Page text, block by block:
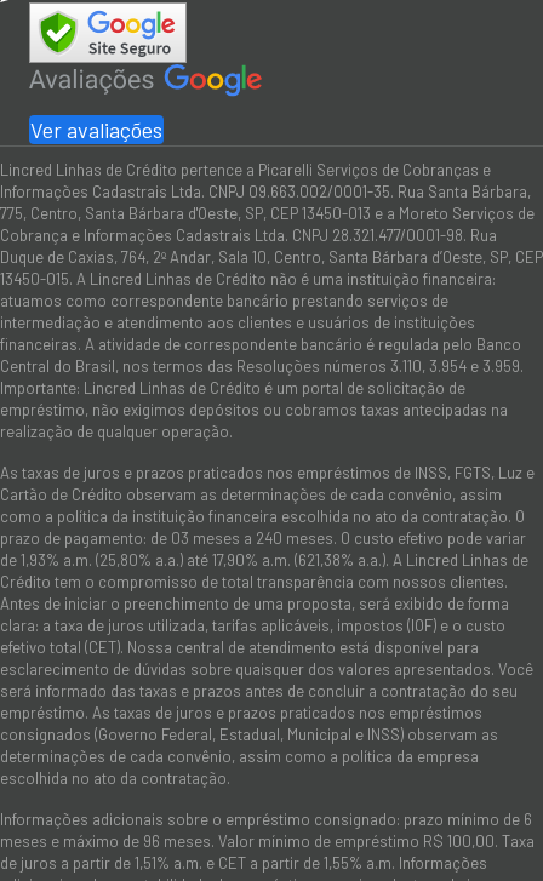
Ver avaliações
Lincred Linhas de Crédito pertence a Picarelli Serviços de Cobranças e
Informações Cadastrais Ltda. CNPJ 09.663.002/0001-35. Rua Santa Bárbara,
775, Centro, Santa Bárbara d'Oeste, SP, CEP 13450-013 e a Moreto Serviços de
Cobrança e Informações Cadastrais Ltda. CNPJ 28.321.477/0001-98. Rua
Duque de Caxias, 764, 2º Andar, Sala 10, Centro, Santa Bárbara d’Oeste, SP, CEP
13450-015. A Lincred Linhas de Crédito não é uma instituição financeira:
atuamos como correspondente bancário prestando serviços de
intermediação e atendimento aos clientes e usuários de instituições
financeiras. A atividade de correspondente bancário é regulada pelo Banco
Central do Brasil, nos termos das Resoluções números 3.110, 3.954 e 3.959.
Importante: Lincred Linhas de Crédito é um portal de solicitação de
empréstimo, não exigimos depósitos ou cobramos taxas antecipadas na
realização de qualquer operação.
As taxas de juros e prazos praticados nos empréstimos de INSS, FGTS, Luz e
Cartão de Crédito observam as determinações de cada convênio, assim
como a política da instituição financeira escolhida no ato da contratação. O
prazo de pagamento: de 03 meses a 240 meses. O custo efetivo pode variar
de 1,93% a.m. (25,80% a.a.) até 17,90% a.m. (621,38% a.a.). A Lincred Linhas de
Crédito tem o compromisso de total transparência com nossos clientes.
Antes de iniciar o preenchimento de uma proposta, será exibido de forma
clara: a taxa de juros utilizada, tarifas aplicáveis, impostos (IOF) e o custo
efetivo total (CET). Nossa central de atendimento está disponível para
esclarecimento de dúvidas sobre quaisquer dos valores apresentados. Você
será informado das taxas e prazos antes de concluir a contratação do seu
empréstimo. As taxas de juros e prazos praticados nos empréstimos
consignados (Governo Federal, Estadual, Municipal e INSS) observam as
determinações de cada convênio, assim como a política da empresa
escolhida no ato da contratação.
Informações adicionais sobre o empréstimo consignado: prazo mínimo de 6
meses e máximo de 96 meses. Valor mínimo de empréstimo R$ 100,00. Taxa
de juros a partir de 1,51% a.m. e CET a partir de 1,55% a.m. Informações